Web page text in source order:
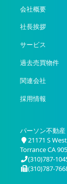
会社概要
社長挨拶
サービス
過去売買物件
関連会社
採用情報
パーソン不動
21171 S
Torrance CA
(310)787-
(310)787-